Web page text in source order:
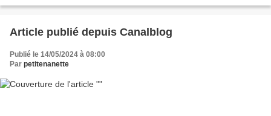
Article publié depuis Canalblog
Publié le 14/05/2024 à 08:00
Par petitenanette